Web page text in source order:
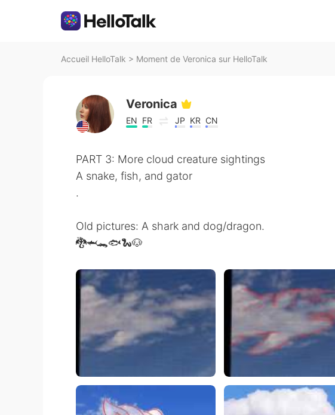
Accueil HelloTalk > Moment de Veronica sur HelloTalk
Veronica
EN FR JP KR CN
PART 3: More cloud creature sightings
A snake, fish, and gator
.
Old pictures: A shark and dog/dragon.
🐉🦈🐊🐟🐍🐶